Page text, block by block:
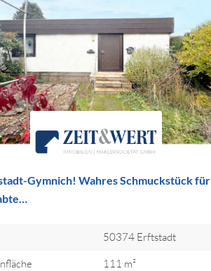
Gymnich! Wahres Schmuckstück für
50374 Erftstadt
111 m²